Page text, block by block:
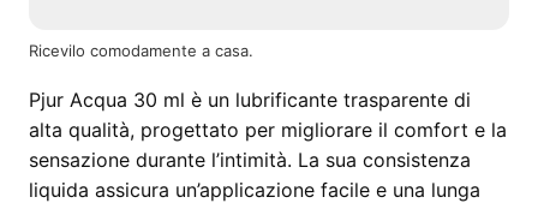
Ricevilo comodamente a casa.
Pjur Acqua 30 ml è un lubrificante trasparente di
alta qualità, progettato per migliorare il comfort e la
sensazione durante l’intimità. La sua consistenza
liquida assicura un’applicazione facile e una lunga